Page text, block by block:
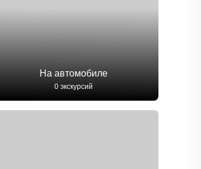
На автомобиле
0 экскурсий